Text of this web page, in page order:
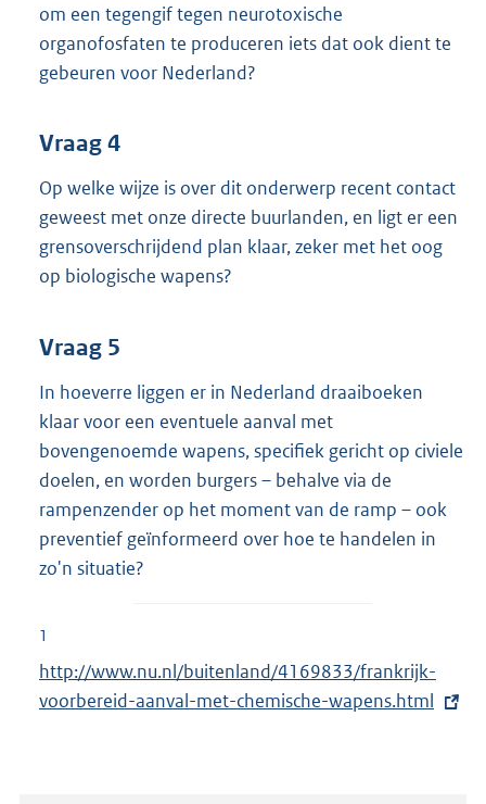
om een tegengif tegen neurotoxische
organofosfaten te produceren iets dat ook dient te
gebeuren voor Nederland?
Vraag 4
Op welke wijze is over dit onderwerp recent contact
geweest met onze directe buurlanden, en ligt er een
grensoverschrijdend plan klaar, zeker met het oog
op biologische wapens?
Vraag 5
In hoeverre liggen er in Nederland draaiboeken
klaar voor een eventuele aanval met
bovengenoemde wapens, specifiek gericht op civiele
doelen, en worden burgers – behalve via de
rampenzender op het moment van de ramp – ook
preventief geïnformeerd over hoe te handelen in
zo'n situatie?
1
E
x
http://www.nu.nl/buitenland/4169833/frankrijk-
voorbereid-aanval-met-chemische-wapens.html